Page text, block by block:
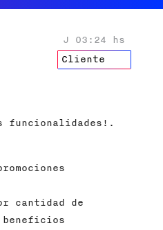
J 03:24 hs
Cliente
funcionalidades!.
cantidad de